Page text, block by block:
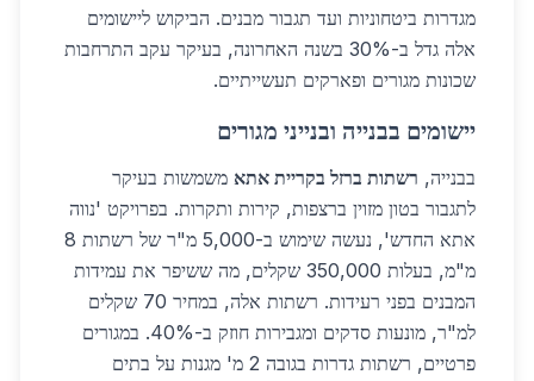
מגדרות ביטחוניות ועד תגבור מבנים. הביקוש ליישומים
אלה גדל ב-30% בשנה האחרונה, בעיקר עקב התרחבות
שכונות מגורים ופארקים תעשייתיים.
יישומים בבנייה ובנייני מגורים
בבנייה, רשתות ברזל בקריית אתא משמשות בעיקר
לתגבור בטון מזוין ברצפות, קירות ותקרות. בפרויקט 'נווה
אתא החדש', נעשה שימוש ב-5,000 מ"ר של רשתות 8
מ"מ, בעלות 350,000 שקלים, מה ששיפר את עמידות
המבנים בפני רעידות. רשתות אלה, במחיר 70 שקלים
למ"ר, מונעות סדקים ומגבירות חוזק ב-40%. במגורים
פרטיים, רשתות גדרות בגובה 2 מ' מגנות על בתים